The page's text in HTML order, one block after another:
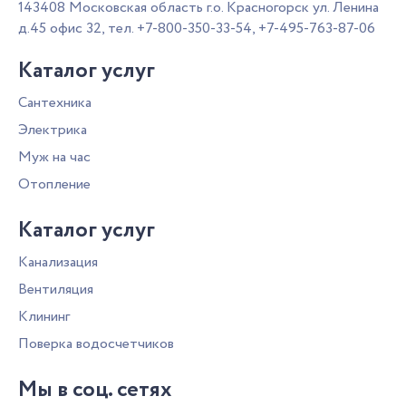
143408 Московская область г.о. Красногорск ул. Ленина
д.45 офис 32, тел. +7-800-350-33-54, +7-495-763-87-06
Каталог услуг
Сантехника
Электрика
Муж на час
Отопление
Каталог услуг
Канализация
Вентиляция
Клининг
Поверка водосчетчиков
Мы в соц. сетях